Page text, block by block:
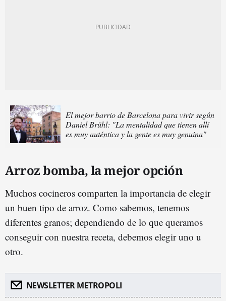
El mejor barrio de Barcelona para vivir según
Daniel Brühl: "La mentalidad que tienen allí
es muy auténtica y la gente es muy genuina"
Arroz bomba, la mejor opción
Muchos cocineros comparten la importancia de elegir
un buen tipo de arroz. Como sabemos, tenemos
diferentes granos; dependiendo de lo que queramos
conseguir con nuestra receta, debemos elegir uno u
otro.
NEWSLETTER METROPOLI